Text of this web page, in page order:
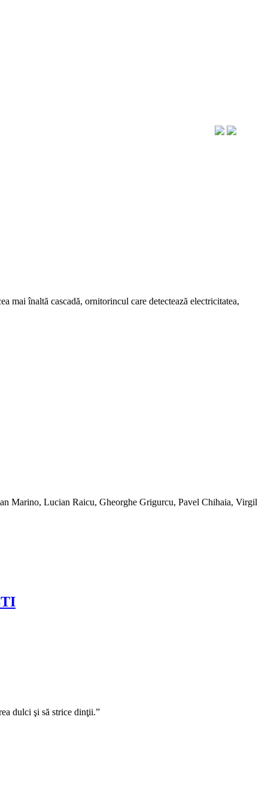
mai înaltă cascadă, ornitorincul care detectează electricitatea,
Marino, Lucian Raicu, Gheorghe Grigurcu, Pavel Chihaia, Virgil
dulci şi să strice dinţii.”